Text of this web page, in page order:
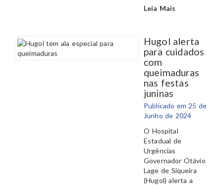
Leia Mais
Hugol alerta
para cuidados
com
queimaduras
nas festas
juninas
Publicado em 25 de
Junho de 2024
O Hospital
Estadual de
Urgências
Governador Otávio
Lage de Siqueira
(Hugol) alerta a